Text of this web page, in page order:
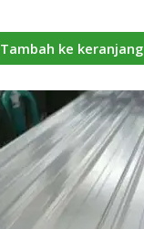
Tambah ke keranjang